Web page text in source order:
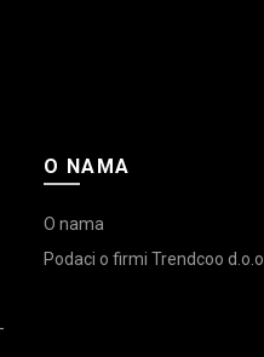
O NAMA
O nama
Podaci o firmi Trendcoo d.o.o.